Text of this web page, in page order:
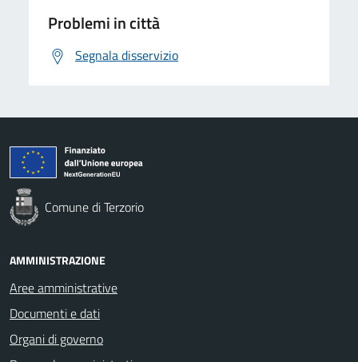
Problemi in città
Segnala disservizio
Comune di Terzorio
AMMINISTRAZIONE
Aree amministrative
Documenti e dati
Organi di governo